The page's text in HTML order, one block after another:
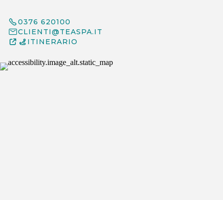
0376 620100
CLIENTI@TEASPA.IT
ITINERARIO